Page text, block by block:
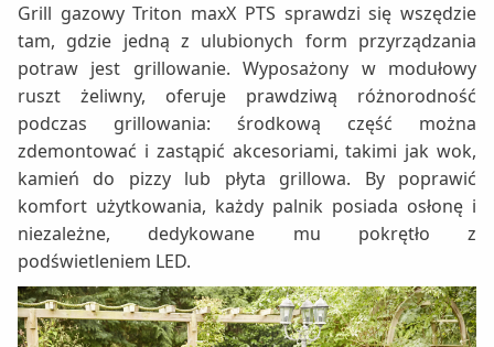
Grill gazowy Triton maxX PTS sprawdzi się wszędzie
tam, gdzie jedną z ulubionych form przyrządzania
potraw jest grillowanie. Wyposażony w modułowy
ruszt żeliwny, oferuje prawdziwą różnorodność
podczas grillowania: środkową część można
zdemontować i zastąpić akcesoriami, takimi jak wok,
kamień do pizzy lub płyta grillowa. By poprawić
komfort użytkowania, każdy palnik posiada osłonę i
niezależne, dedykowane mu pokrętło z
podświetleniem LED.